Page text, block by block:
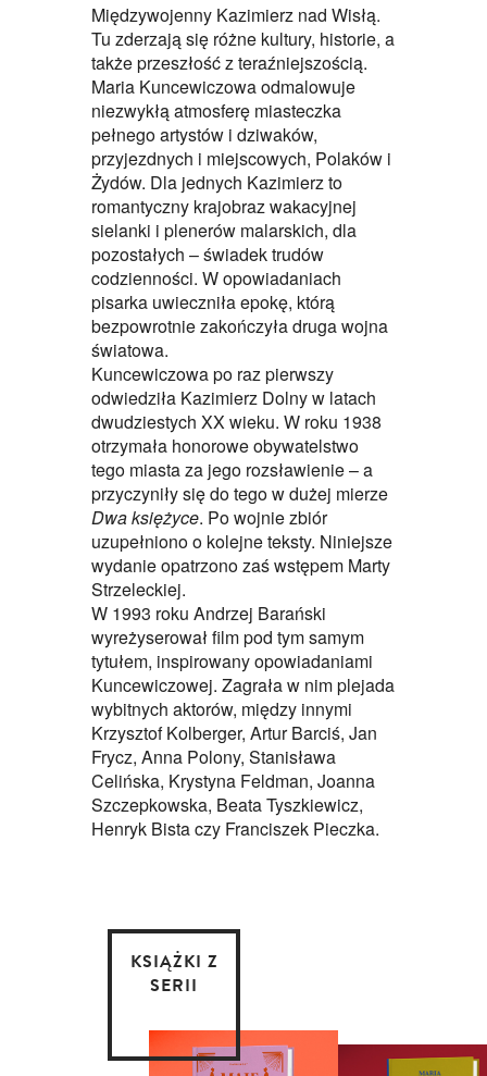
Międzywojenny Kazimierz nad Wisłą.
Tu zderzają się różne kultury, historie, a
także przeszłość z teraźniejszością.
Maria Kuncewiczowa odmalowuje
niezwykłą atmosferę miasteczka
pełnego artystów i dziwaków,
przyjezdnych i miejscowych, Polaków i
Żydów. Dla jednych Kazimierz to
romantyczny krajobraz wakacyjnej
sielanki i plenerów malarskich, dla
pozostałych – świadek trudów
codzienności. W opowiadaniach
pisarka uwieczniła epokę, którą
bezpowrotnie zakończyła druga wojna
światowa.
Kuncewiczowa po raz pierwszy
odwiedziła Kazimierz Dolny w latach
dwudziestych XX wieku. W roku 1938
otrzymała honorowe obywatelstwo
tego miasta za jego rozsławienie – a
przyczyniły się do tego w dużej mierze
Dwa księżyce. Po wojnie zbiór
uzupełniono o kolejne teksty. Niniejsze
wydanie opatrzono zaś wstępem Marty
Strzeleckiej.
W 1993 roku Andrzej Barański
wyreżyserował film pod tym samym
tytułem, inspirowany opowiadaniami
Kuncewiczowej. Zagrała w nim plejada
wybitnych aktorów, między innymi
Krzysztof Kolberger, Artur Barciś, Jan
Frycz, Anna Polony, Stanisława
Celińska, Krystyna Feldman, Joanna
Szczepkowska, Beata Tyszkiewicz,
Henryk Bista czy Franciszek Pieczka.
KSIĄŻKI Z
SERII